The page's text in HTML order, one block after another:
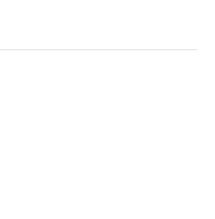
ISOMETHYL
(CI 77491, CI